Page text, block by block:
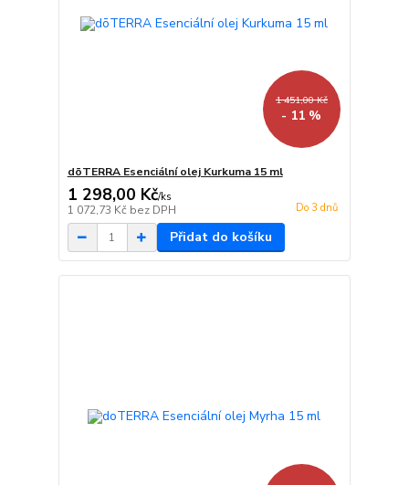
1 451,00 Kč
- 11 %
dōTERRA Esenciální olej Kurkuma 15 ml
1 298,00 Kč/ks
1 072,73 Kč bez DPH Do 3 dnů
Přidat do košíku